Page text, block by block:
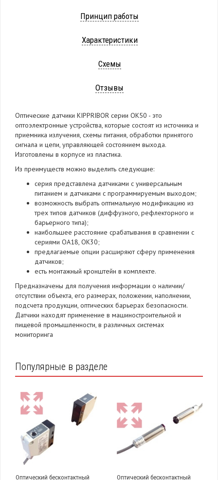
Принцип работы
Характеристики
Схемы
Отзывы
Оптические датчики KIPPRIBOR серии OK50 - это
оптоэлектронные устройства, которые состоят из источника и
приемника излучения, схемы питания, обработки принятого
сигнала и цепи, управляющей состоянием выхода.
Изготовлены в корпусе из пластика.
Из преимуществ можно выделить следующие:
серия представлена датчиками с универсальным
питанием и датчиками с программируемым выходом;
возможность выбрать оптимальную модификацию из
трех типов датчиков (диффузного, рефлекторного и
барьерного типа);
наибольшее расстояние срабатывания в сравнении с
сериями ОА18, ОК30;
предлагаемые опции расширяют сферу применения
датчиков;
есть монтажный кронштейн в комплекте.
Предназначены для получения информации о наличии/
отсутствии объекта, его размерах, положении, наполнении,
подсчета продукции, оптических барьерах безопасности.
Датчики находят применение в машиностроительной и
пищевой промышленности, в различных системах
мониторинга
Популярные в разделе
Оптический бесконтактный
Оптический бесконтактный